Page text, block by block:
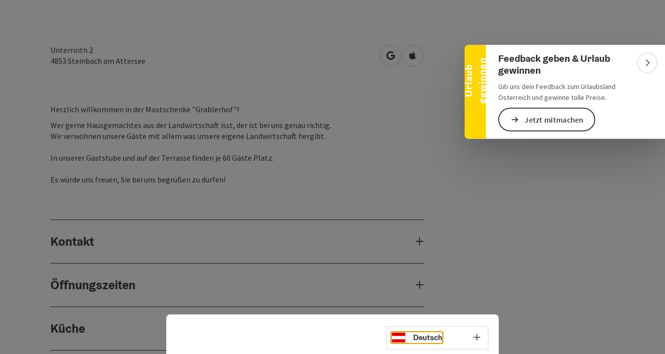
U
r
l
a
u
b
g
e
w
i
n
n
e n
Banner einklappen
Feedback geben & Urlaub
gewinnen
Gib uns dein Feedback zum Urlaubsland
Österreich und gewinne tolle Preise.
Jetzt mitmachen
Unterroith 2
4853 Steinbach am Attersee in Google Maps öffnen
in Apple Maps öffnen
Herzlich willkommen in der Mostschenke "Grablerhof"!
Wer gerne Hausgemachtes aus der Landwirtschaft isst, der ist bei uns genau richtig.
Wir verwöhnen unsere Gäste mit allem was unsere eigene Landwirtschaft hergibt.
In unserer Gaststube und auf der Terrasse finden je 60 Gäste Platz.
Es würde uns freuen, Sie bei uns begrüßen zu dürfen!
Kontakt
Öffnungszeiten
Küche
Deutsch Sprachwahl - Menü öffnen